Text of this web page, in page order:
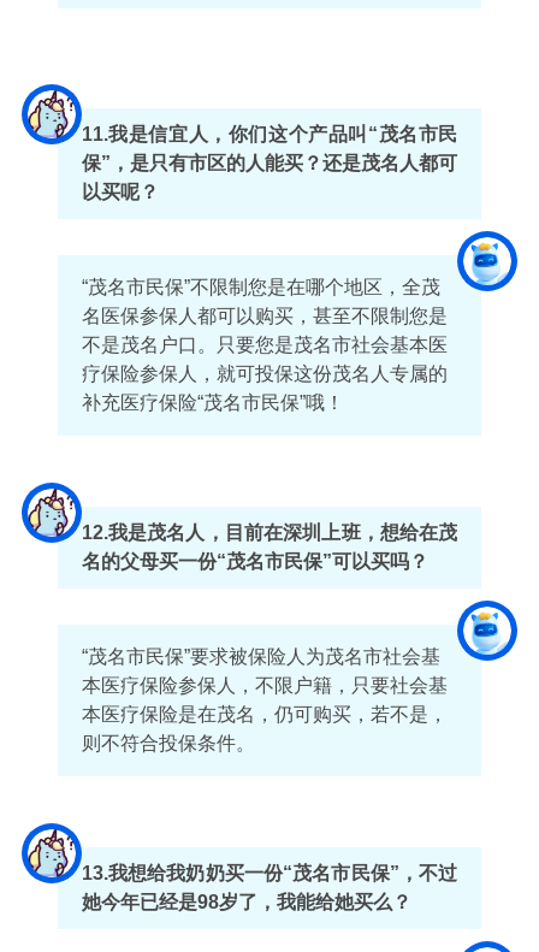
11.我是信宜人，你们这个产品叫“茂名市民
保”，是只有市区的人能买？还是茂名人都可
以买呢？
“茂名市民保”不限制您是在哪个地区，全茂
名医保参保人都可以购买，甚至不限制您是
不是茂名户口。只要您是茂名市社会基本医
疗保险参保人，就可投保这份茂名人专属的
补充医疗保险“茂名市民保”哦！
12.我是茂名人，目前在深圳上班，想给在茂
名的父母买一份“茂名市民保”可以买吗？
“茂名市民保”要求被保险人为茂名市社会基
本医疗保险参保人，不限户籍，只要社会基
本医疗保险是在茂名，仍可购买，若不是，
则不符合投保条件。
13.我想给我奶奶买一份“茂名市民保”，不过
她今年已经是98岁了，我能给她买么？